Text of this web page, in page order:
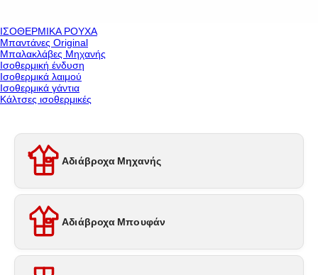
ΙΣΟΘΕΡΜΙΚΑ ΡΟΥΧΑ
Μπαντάνες Original
Μπαλακλάβες Μηχανής
Ισοθερμική ένδυση
Ισοθερμικά λαιμού
Ισοθερμικά γάντια
Κάλτσες ισοθερμικές
Αδιάβροχα Μηχανής
Αδιάβροχα Μπουφάν